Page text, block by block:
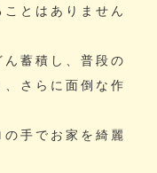
とはありません
蓄積し、普段の
さらに面倒な作
手でお家を綺麗